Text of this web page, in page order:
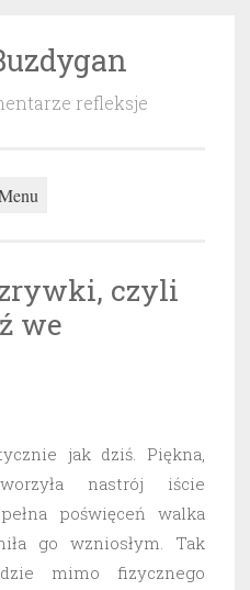
refleksje
czyli
we
jak dziś. Piękna,
nastrój iście
poświęceń walka
go wzniosłym. Tak
mimo fizycznego